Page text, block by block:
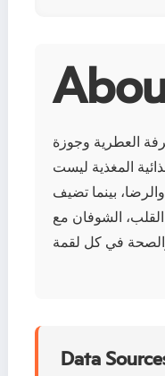
العطرية وجوزة
المغذية ليست
بينما تضيف
الشوفان مع
Data